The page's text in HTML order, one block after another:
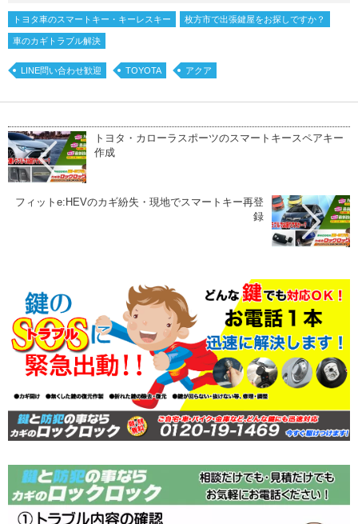
トヨタ車のスマートキー・キーレスキー 枚方市で出張鍵屋をお探しですか？
車のカギトラブル解決
LINE問い合わせ歓迎 TOYOTA アクア
トヨタ・カローラスポーツのスマートキースペアキー
作成
フィットe:HEVのカギ紛失・現地でスマートキー再登
録